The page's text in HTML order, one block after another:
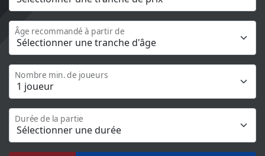
Âge recommandé à partir de
Nombre min. de joueurs
Durée de la partie